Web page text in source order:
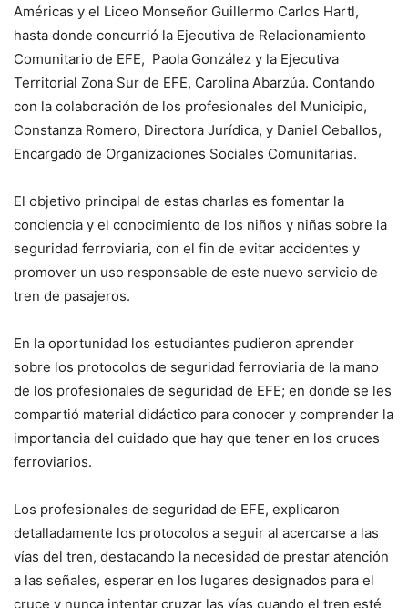
Américas y el Liceo Monseñor Guillermo Carlos Hartl,
hasta donde concurrió la Ejecutiva de Relacionamiento
Comunitario de EFE, Paola González y la Ejecutiva
Territorial Zona Sur de EFE, Carolina Abarzúa. Contando
con la colaboración de los profesionales del Municipio,
Constanza Romero, Directora Jurídica, y Daniel Ceballos,
Encargado de Organizaciones Sociales Comunitarias.
El objetivo principal de estas charlas es fomentar la
conciencia y el conocimiento de los niños y niñas sobre la
seguridad ferroviaria, con el fin de evitar accidentes y
promover un uso responsable de este nuevo servicio de
tren de pasajeros.
En la oportunidad los estudiantes pudieron aprender
sobre los protocolos de seguridad ferroviaria de la mano
de los profesionales de seguridad de EFE; en donde se les
compartió material didáctico para conocer y comprender la
importancia del cuidado que hay que tener en los cruces
ferroviarios.
Los profesionales de seguridad de EFE, explicaron
detalladamente los protocolos a seguir al acercarse a las
vías del tren, destacando la necesidad de prestar atención
a las señales, esperar en los lugares designados para el
cruce y nunca intentar cruzar las vías cuando el tren esté